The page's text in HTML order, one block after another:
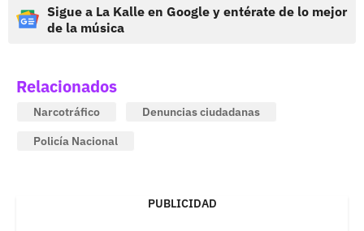
Sigue a La Kalle en Google y entérate de lo mejor
de la música
Relacionados
Narcotráfico
Denuncias ciudadanas
Policía Nacional
PUBLICIDAD